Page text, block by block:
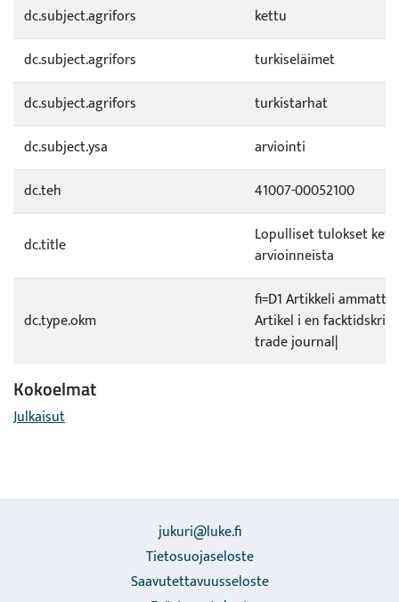
dc.subject.agrifors
kettu
dc.subject.agrifors
turkiseläimet
dc.subject.agrifors
turkistarhat
dc.subject.ysa
arviointi
dc.teh
41007-00052100
dc.title
Lopulliset tulokset
arvioinneista
dc.type.okm
fi=D1 Artikkeli
Artikel i en
trade journal|
Kokoelmat
Julkaisut
jukuri@luke.fi
Tietosuojaseloste
Saavutettavuusseloste